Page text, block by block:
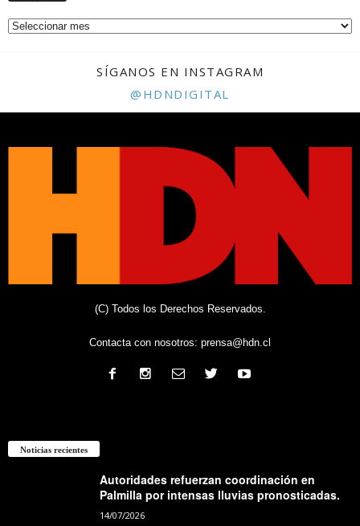
SÍGANOS EN INSTAGRAM
@HDNDIGITAL
(C) Todos los Derechos Reservados.
Contacta con nosotros: prensa@hdn.cl
Noticias recientes
Autoridades refuerzan coordinación en
Palmilla por intensas lluvias pronosticadas.
14/07/2026